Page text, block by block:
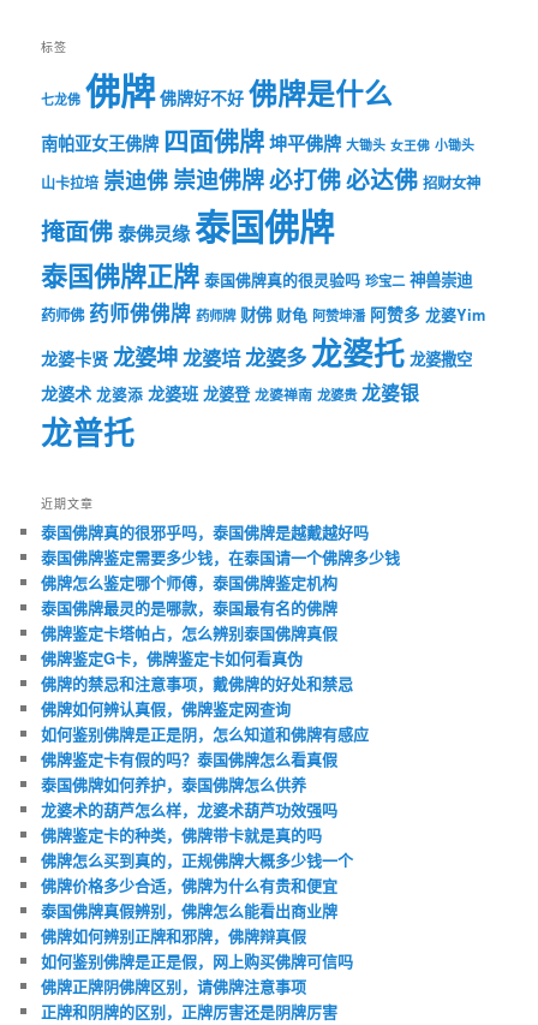
标签
七龙佛 佛牌 佛牌好不好 佛牌是什么
南帕亚女王佛牌 四面佛牌坤平佛牌 大锄头 女王佛 小锄头
山卡拉培 崇迪佛崇迪佛牌必打佛必达佛 招财女神
掩面佛泰佛灵缘泰国佛牌
泰国佛牌正牌 泰国佛牌真的很灵验吗 珍宝二 神兽崇迪
药师佛 药师佛佛牌 药师牌 财佛 财龟 阿赞坤潘 阿赞多 龙婆Yim
龙婆卡贤 龙婆坤龙婆培龙婆多龙婆托 龙婆撒空
龙婆术 龙婆添 龙婆班 龙婆登 龙婆禅南 龙婆贵 龙婆银
龙普托
近期文章
泰国佛牌真的很邪乎吗，泰国佛牌是越戴越好吗
泰国佛牌鉴定需要多少钱，在泰国请一个佛牌多少钱
佛牌怎么鉴定哪个师傅，泰国佛牌鉴定机构
泰国佛牌最灵的是哪款，泰国最有名的佛牌
佛牌鉴定卡塔帕占，怎么辨别泰国佛牌真假
佛牌鉴定G卡，佛牌鉴定卡如何看真伪
佛牌的禁忌和注意事项，戴佛牌的好处和禁忌
佛牌如何辨认真假，佛牌鉴定网查询
如何鉴别佛牌是正是阴，怎么知道和佛牌有感应
佛牌鉴定卡有假的吗？泰国佛牌怎么看真假
泰国佛牌如何养护，泰国佛牌怎么供养
龙婆术的葫芦怎么样，龙婆术葫芦功效强吗
佛牌鉴定卡的种类，佛牌带卡就是真的吗
佛牌怎么买到真的，正规佛牌大概多少钱一个
佛牌价格多少合适，佛牌为什么有贵和便宜
泰国佛牌真假辨别，佛牌怎么能看出商业牌
佛牌如何辨别正牌和邪牌，佛牌辩真假
如何鉴别佛牌是正是假，网上购买佛牌可信吗
佛牌正牌阴佛牌区别，请佛牌注意事项
正牌和阴牌的区别，正牌厉害还是阴牌厉害